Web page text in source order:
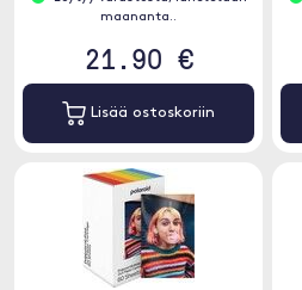
maananta..
21.90 €
Lisää ostoskoriin